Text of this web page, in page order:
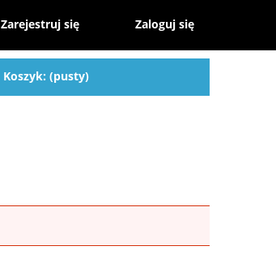
Zarejestruj się Zaloguj się
Koszyk: (pusty)